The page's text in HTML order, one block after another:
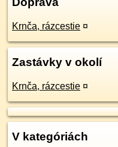
Krnča, rázcestie ¤
Zastávky v okolí
Krnča, rázcestie ¤
V kategóriách